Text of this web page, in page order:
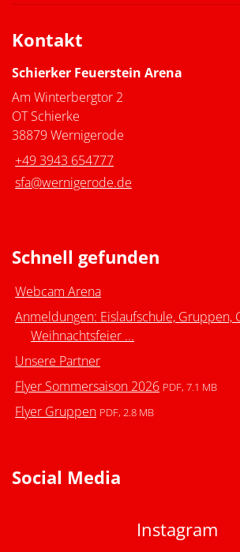
Kontakt
Schierker Feuerstein Arena
Am Winterbergtor 2
OT Schierke
38879 Wernigerode
+49 3943 654777
sfa@wernigerode.de
Schnell gefunden
Webcam Arena
Anmeldungen: Eislaufschule, Gruppen,
Weihnachtsfeier ...
Unsere Partner
Flyer Sommersaison 2026 PDF, 7.1 MB
Flyer Gruppen PDF, 2.8 MB
Social Media
Instagram